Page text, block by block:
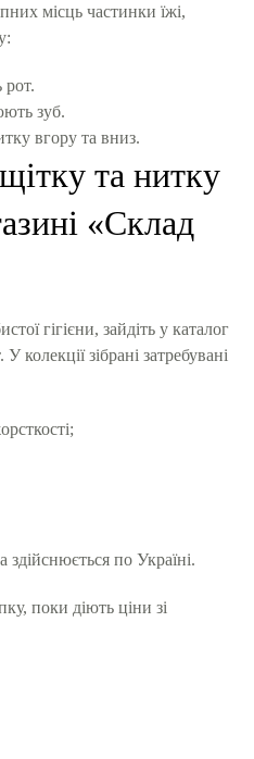
місць частинки їжі,
рот.
зуб.
вгору та вниз.
та нитку
«Склад
гігієни, зайдіть у каталог
колекції зібрані затребувані
здійснюється по Україні.
поки діють ціни зі